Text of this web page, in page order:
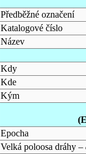
Předběžné označení
Katalogové číslo
Název
Kdy
Kde
Kým
Epocha
Velká poloosa dráhy –